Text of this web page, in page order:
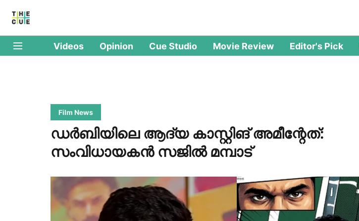
Videos Opinion Cue Studio Movie Review Editor's Pick
Film News
ഡർബിയിലെ ആദ്യ കാസ്റ്റിങ് അമീന്റേത്:
സംവിധായകൻ സജിൽ മമ്പാട്